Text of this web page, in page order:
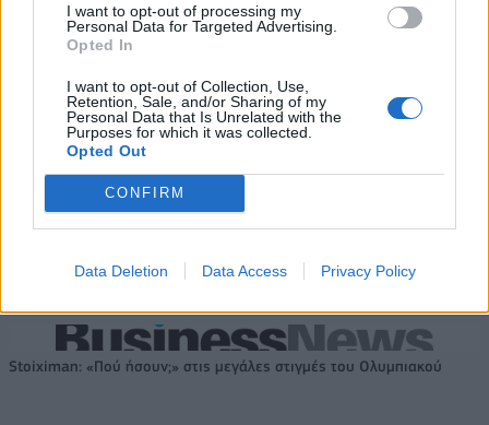
I want to opt-out of processing my
Personal Data for Targeted Advertising.
Opted In
I want to opt-out of Collection, Use,
Retention, Sale, and/or Sharing of my
Personal Data that Is Unrelated with the
Purposes for which it was collected.
Opted Out
CONFIRM
Data Deletion Data Access Privacy Policy
Η συμφωνία Arval-Athlon αναδιαμορφώνει την αγορά leasing
VW: Η δύσκολη εξίσωση της
αναδιάρθρωσης
Alpha Bank: Για πρώτη φορά το
άνοιξε τις πύλες του σε όλους
ESG Report 2025: Πώς η ΑΒ Βασιλόπουλος μετατρέπει τη
βιωσιμότητα σε καθημερινή πράξη
Stoiximan: «Πού ήσουν;» στις μεγάλες στιγμές του Ολυμπιακού